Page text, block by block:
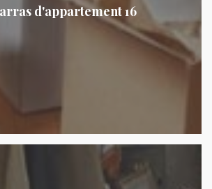
d'appartement 16